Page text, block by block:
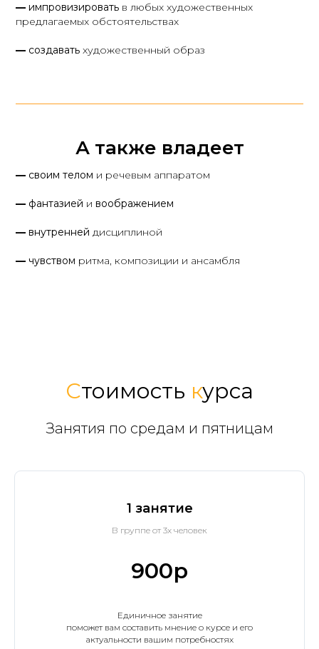
— импровизировать в любых художественных
предлагаемых обстоятельствах
— создавать художественный образ
А также владеет
— своим телом и речевым аппаратом
— фантазией ивоображением
— внутренней дисциплиной
— чувством ритма, композиции и ансамбля
Стоимость курса
Занятия по средам и пятницам
1 занятие
В группе от 3х человек
900р
Единичное занятие
поможет вам составить мнение о курсе и его
актуальности вашим потребностях